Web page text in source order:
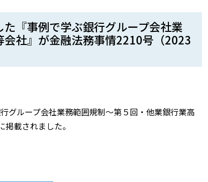
『事例で学ぶ銀行グループ会社業
社』が金融法務事情2210号（2023
グループ会社業務範囲規制〜第５回・他業銀行業高
載されました。